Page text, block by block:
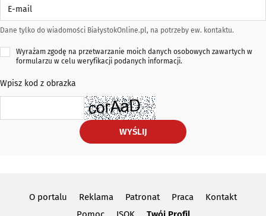
Dane tylko do wiadomości BiałystokOnline.pl, na potrzeby ew. kontaktu.
Wyrażam zgodę na przetwarzanie moich danych osobowych zawartych w
formularzu w celu weryfikacji podanych informacji.
Wpisz kod z obrazka
WYŚLIJ
O portalu Reklama Patronat Praca
Kontakt